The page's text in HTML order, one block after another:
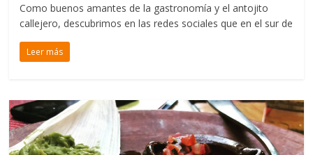
Como buenos amantes de la gastronomía y el antojito
callejero, descubrimos en las redes sociales que en el sur de
Leer más